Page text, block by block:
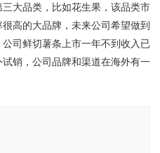
大品类，比如花生果，该品类市
高的大品牌，未来公司希望做到
司鲜切薯条上市一年不到收入已
销，公司品牌和渠道在海外有一